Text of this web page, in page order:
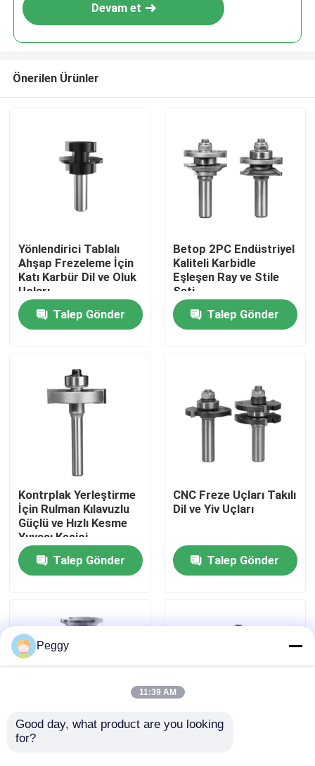
Ürünler
Hakkımızda
Fabrika turu
Kalite kontrol
Teklif isteği
Düz Yönlendirici Bit
Devam et
Önerilen Ürünler
Yönlendirici Tablalı
Ahşap Frezeleme İçin
Katı Karbür Dil ve Oluk
Uçları
Talep Gönder
Betop 2PC Endüstriyel
Kaliteli Karbidle
Eşleşen Ray ve Stile
Seti
Talep Gönder
Kontrplak Yerleştirme
İçin Rulman Kılavuzlu
Güçlü ve Hızlı Kesme
Yuvası Kesici
Talep Gönder
CNC Freze Uçları Takılı
Dil ve Yiv Uçları
Talep Gönder
Pencere Bits Şaftlı
Peggy
11:39 AM
Good day, what product are you looking
for?